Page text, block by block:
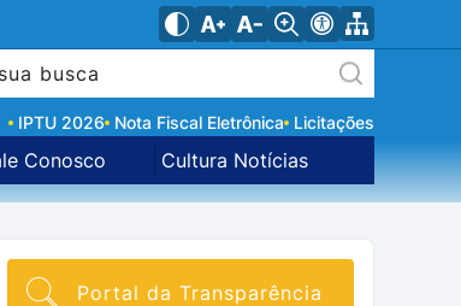
IPTU 2026 Nota Fiscal Eletrônica Licitações
Conosco Cultura Notícias
Portal da Transparência